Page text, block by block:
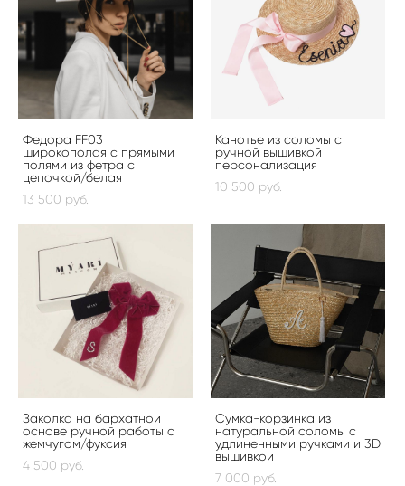
Федора FF03
широкополая с прямыми
полями из фетра с
цепочкой/белая
13 500 pуб.
Канотье из соломы с
ручной вышивкой
персонализация
10 500 pуб.
Заколка на бархатной
основе ручной работы с
жемчугом/фуксия
4 500 pуб.
Сумка-корзинка из
натуральной соломы с
удлиненными ручками и 3D
вышивкой
7 000 pуб.